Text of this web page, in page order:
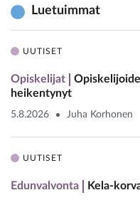
Luetuimmat
UUTISET
Opiskelijat
heikentynyt
5.8.2026 Juha Korhonen
UUTISET
Edunvalvonta Kela-